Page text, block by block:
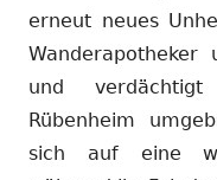
erneut neues
Wanderapotheker
und
Rübenheim
sich auf eine